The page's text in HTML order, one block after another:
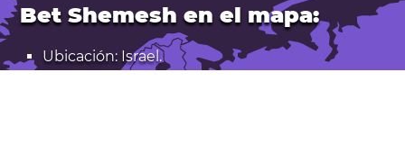
Bet Shemesh en el mapa:
Ubicación: Israel.